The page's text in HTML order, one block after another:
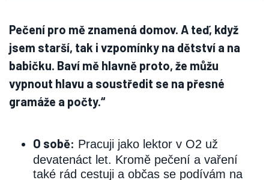
Pečení pro mě znamená domov. A teď, když
jsem starší, tak i vzpomínky na dětství a na
babičku. Baví mě hlavně proto, že můžu
vypnout hlavu a soustředit se na přesné
gramáže a počty.“
O sobě: Pracuji jako lektor v O2 už
devatenáct let. Kromě pečení a vaření
také rád cestuji a občas se podívám na